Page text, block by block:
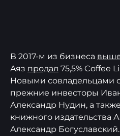
В 2017-м из бизнеса
Аяз продал 75,5% Coffee
Новыми совладельцами
прежние инвесторы
Александр Нудин, а
книжного издательства
Александр Богуславский.